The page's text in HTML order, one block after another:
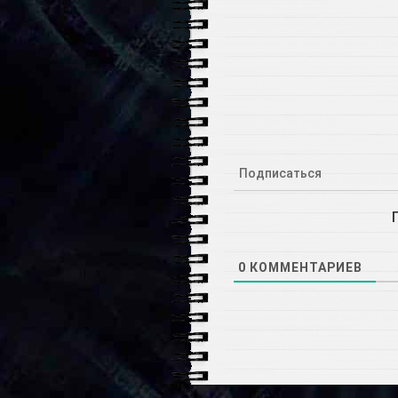
Подписаться
0 КОММЕНТАРИЕВ